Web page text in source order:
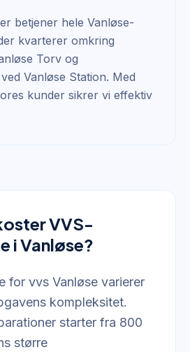
betjener hele Vanløse-
kvarterer omkring
Torv og
Vanløse Station. Med
kunder sikrer vi effektiv
VVS-
i Vanløse?
for vvs Vanløse varierer
kompleksitet.
starter fra 800
større